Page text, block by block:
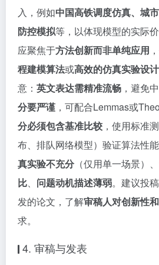
入，例如中国高铁调度仿真、城
防控模拟等，以体现模型的实际
应聚焦于方法创新而非单纯应用
程建模算法或高效的仿真实验设
意： 英文表达需精准流畅 ，避免
分要严谨 ，可配合Lemmas或
分必须包含基准比较 ，使用标准
布、排队网络模型）验证算法性
真实验不充分（仅用单一场景）、
比、 问题动机描述薄弱。建议投
发的论文，了解审稿人对创新性
求。
4. 审稿与发表